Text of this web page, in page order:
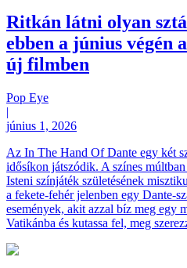
Ritkán látni olyan
ebben a június végén
új filmben
Pop Eye
|
június 1, 2026
Az In The Hand Of Dante egy két
idősíkon játszódik. A színes
Isteni színjáték születésének
a fekete-fehér jelenben egy Dante-
események, akit azzal bíz meg egy
Vatikánba és kutassa fel, meg